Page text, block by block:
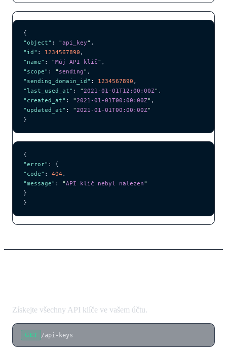
{
"object" : "api_key" ,
"id" : 1234567890 ,
"name" : "Můj API klíč" ,
"scope" : " sending" ,
"sending_domain_id" : 1234567890 ,
"last_used_at" : "2021-01-01T12:00:00Z" ,
"created_at" : "2021-01-01T00:00:00Z" ,
"updated_at" : "2021-01-01T00:00:00Z"
}
{
"error" : {
"code" : 404 ,
"message" : "API klíč nebyl nalezen"
}
}
Získejte všechny API klíče ve vašem účtu.
GET /api-keys